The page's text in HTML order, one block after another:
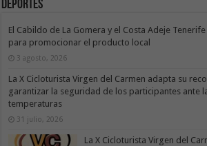
Deportes
El Cabildo de La Gomera y el Costa Adeje
para promocionar el producto local
3 agosto, 2026
La X Cicloturista Virgen del Carmen adapta su
garantizar la seguridad de los participantes ante
temperaturas
31 julio, 2026
La X Cicloturista Virgen del